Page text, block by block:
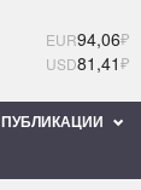
EUR94,06₽
USD81,41₽
ПУБЛИКАЦИИ